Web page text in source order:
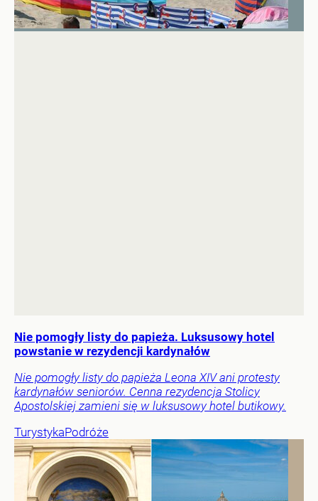
Nie pomogły listy do papieża. Luksusowy hotel
powstanie w rezydencji kardynałów
Nie pomogły listy do papieża Leona XIV ani protesty
kardynałów seniorów. Cenna rezydencja Stolicy
Apostolskiej zamieni się w luksusowy hotel butikowy.
TurystykaPodróże